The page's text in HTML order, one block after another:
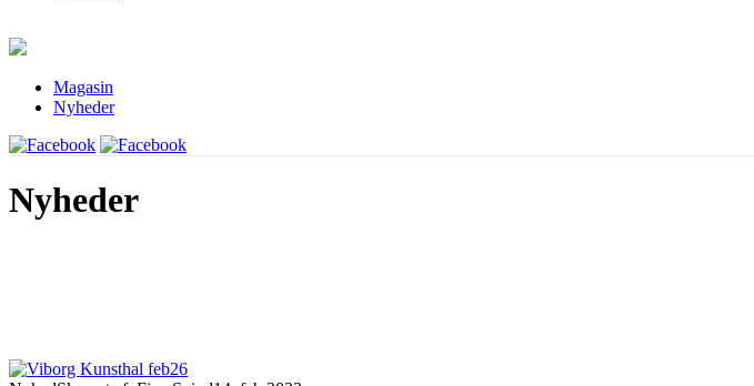
Magasin
Nyheder
Nyheder